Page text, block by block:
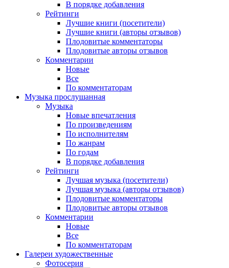
В порядке добавления
Рейтинги
Лучшие книги (посетители)
Лучшие книги (авторы отзывов)
Плодовитые комментаторы
Плодовитые авторы отзывов
Комментарии
Новые
Все
По комментаторам
Музыка прослушанная
Музыка
Новые впечатления
По произведениям
По исполнителям
По жанрам
По годам
В порядке добавления
Рейтинги
Лучшая музыка (посетители)
Лучшая музыка (авторы отзывов)
Плодовитые комментаторы
Плодовитые авторы отзывов
Комментарии
Новые
Все
По комментаторам
Галереи художественные
Фотосерия